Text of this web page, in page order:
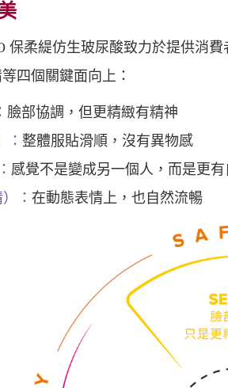
柔緹仿生玻尿酸致力於提供消費
四個關鍵面向上：
臉部協調，但更精緻有精神
： 整體服貼滑順，沒有異物感
感覺不是變成另一個人，而是更
： 在動態表情上，也自然流暢